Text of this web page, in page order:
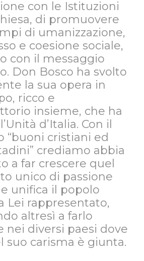
con le Istituzioni
di promuovere
di umanizzazione,
e coesione sociale,
con il messaggio
Don Bosco ha svolto
la sua opera in
ricco e
insieme, che ha
d’Italia. Con il
“buoni cristiani ed
crediamo abbia
a far crescere quel
unico di passione
unifica il popolo
Lei rappresentato,
altresì a farlo
nei diversi paesi dove
suo carisma è giunta.